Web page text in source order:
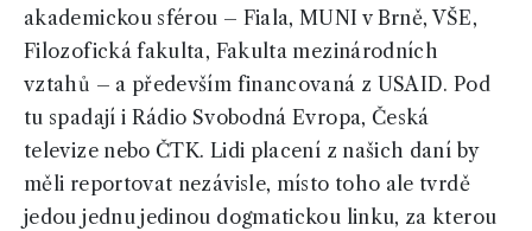
akademickou sférou – Fiala, MUNI v Brně, VŠE,
Filozofická fakulta, Fakulta mezinárodních
vztahů – a především financovaná z USAID. Pod
tu spadají i Rádio Svobodná Evropa, Česká
televize nebo ČTK. Lidi placení z našich daní by
měli reportovat nezávisle, místo toho ale tvrdě
jedou jednu jedinou dogmatickou linku, za kterou